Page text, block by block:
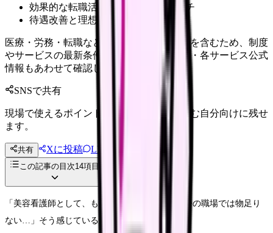
効果的な転職活動の戦略的アプローチ
待遇改善と理想の職場環境の選び方
医療・労務・転職など判断に影響する内容を含むため、制度
やサービスの最新条件は公的機関・勤務先・各サービス公式
情報もあわせて確認してください。
SNSで共有
現場で使えるポイントを、同僚やあとで読む自分向けに残せ
ます。
共有 Xに投稿 LINE
投稿文コピー
この記事の目次14項目
「美容看護師として、もっと輝きたい。でも、今の職場では物足り
ない…」そう感じているあなたへ。